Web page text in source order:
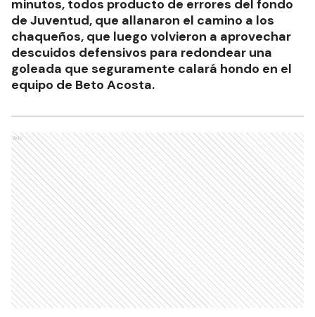
minutos, todos producto de errores del fondo
de Juventud, que allanaron el camino a los
chaqueños, que luego volvieron a aprovechar
descuidos defensivos para redondear una
goleada que seguramente calará hondo en el
equipo de Beto Acosta.
Ads